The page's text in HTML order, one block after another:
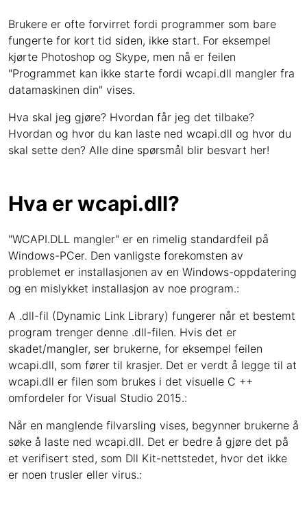
Brukere er ofte forvirret fordi programmer som bare
fungerte for kort tid siden, ikke start. For eksempel
kjørte Photoshop og Skype, men nå er feilen
"Programmet kan ikke starte fordi wcapi.dll mangler fra
datamaskinen din" vises.
Hva skal jeg gjøre? Hvordan får jeg det tilbake?
Hvordan og hvor du kan laste ned wcapi.dll og hvor du
skal sette den? Alle dine spørsmål blir besvart her!
Hva er wcapi.dll?
"WCAPI.DLL mangler" er en rimelig standardfeil på
Windows-PCer. Den vanligste forekomsten av
problemet er installasjonen av en Windows-oppdatering
og en mislykket installasjon av noe program.:
A .dll-fil (Dynamic Link Library) fungerer når et bestemt
program trenger denne .dll-filen. Hvis det er
skadet/mangler, ser brukerne, for eksempel feilen
wcapi.dll, som fører til krasjer. Det er verdt å legge til at
wcapi.dll er filen som brukes i det visuelle C ++
omfordeler for Visual Studio 2015.:
Når en manglende filvarsling vises, begynner brukerne å
søke å laste ned wcapi.dll. Det er bedre å gjøre det på
et verifisert sted, som Dll Kit-nettstedet, hvor det ikke
er noen trusler eller virus.: